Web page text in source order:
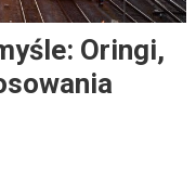
Oringi,